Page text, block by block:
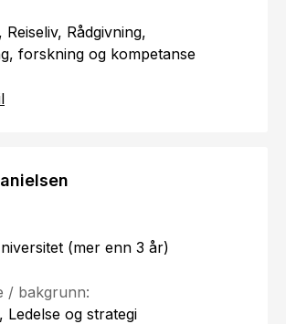
Rådgivning,
forskning og kompetanse
(mer enn 3 år)
/ bakgrunn:
Ledelse og strategi